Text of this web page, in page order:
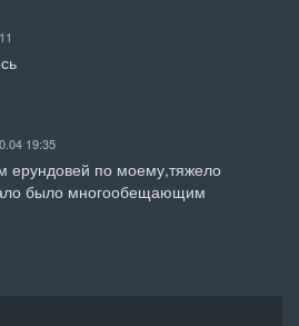
19:35
ерундовей по моему,тяжело
было многообещающим